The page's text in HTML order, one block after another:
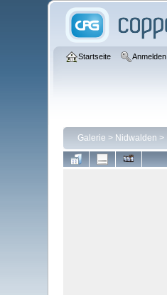
Startseite Anmelden
Galerie > Nidwalden >